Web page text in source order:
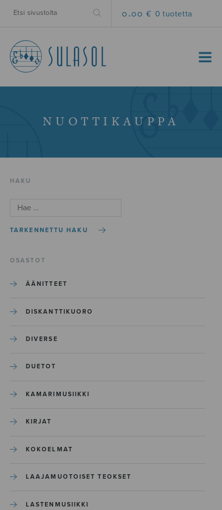
0.00 € 0 tuotetta
MENU
NUOTTIKAUPPA
HAKU
TARKENNETTU HAKU
OSASTOT
ÄÄNITTEET
DISKANTTIKUORO
DIVERSE
DUETOT
KAMARIMUSIIKKI
KIRJAT
KOKOELMAT
LAAJAMUOTOISET TEOKSET
LASTENMUSIIKKI